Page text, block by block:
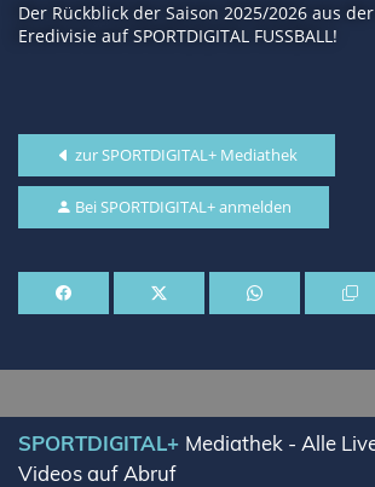
Der Rückblick der Saison 2025/2026 aus
Eredivisie auf SPORTDIGITAL FUSSBALL!
zur SPORTDIGITAL+ Mediathek
Bei SPORTDIGITAL+ anmelden
SPORTDIGITAL+ Mediathek - Alle
Videos auf Abruf